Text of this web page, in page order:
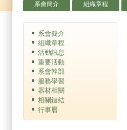
主選單
系會簡介 組織章程
系會簡介
組織章程
活動訊息
重要活動
系會幹部
服務學習
器材相關
相關鏈結
行事曆